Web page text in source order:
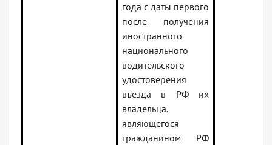
года с даты первого
после получения
иностранного
национального
водительского
удостоверения
въезда в РФ их
владельца,
являющегося
гражданином РФ